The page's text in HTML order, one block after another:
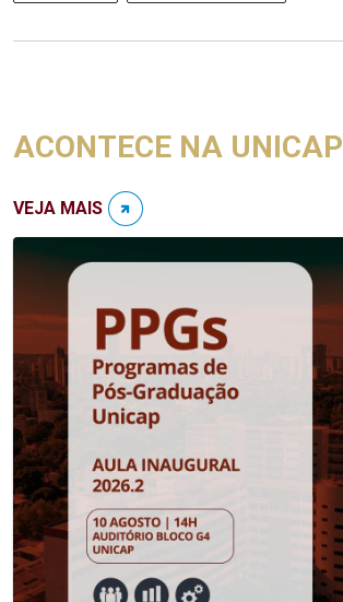
ACONTECE NA UNICAP
VEJA MAIS